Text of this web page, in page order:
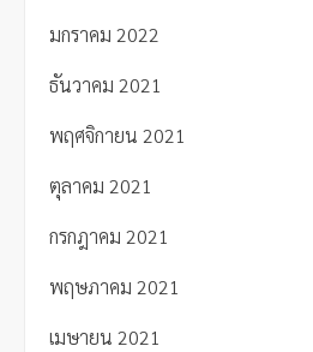
มกราคม 2022
ธันวาคม 2021
พฤศจิกายน 2021
ตุลาคม 2021
กรกฎาคม 2021
พฤษภาคม 2021
เมษายน 2021